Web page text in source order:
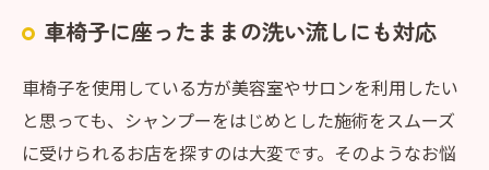
車椅子に座ったままの洗い流しにも対応
車椅子を使用している方が美容室やサロンを利用したい
と思っても、シャンプーをはじめとした施術をスムーズ
に受けられるお店を探すのは大変です。そのようなお悩